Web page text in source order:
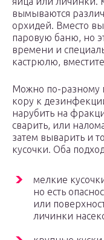
вымываются
орхидей. Вместо
паровую баню, но
времени и
кастрюлю,
Можно по-разному
кору к
нарубить на
сварить, или
затем выварить и
кусочки. Оба
мелкие
но есть
или
личинки